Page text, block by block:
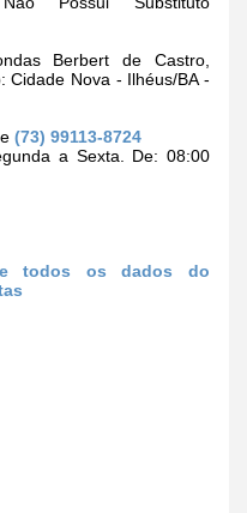
Berbert de Castro,
Cidade Nova - Ilhéus/BA -
e (73) 99113-8724
a Sexta. De: 08:00
e todos os dados do